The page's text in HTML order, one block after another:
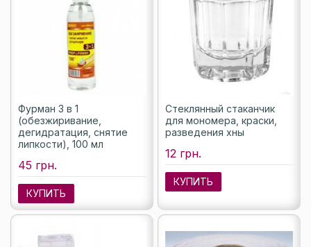
Фурман 3 в 1
(обезжиривание,
дегидратация, снятие
липкости), 100 мл
45 грн.
КУПИТЬ
Стеклянный стаканчик
для мономера, краски,
разведения хны
12 грн.
КУПИТЬ